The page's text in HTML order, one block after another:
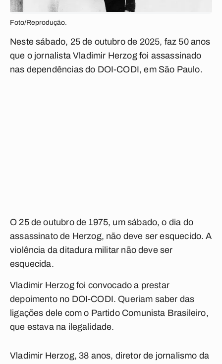
Foto/Reprodução.
Neste sábado, 25 de outubro de 2025, faz 50 anos
que o jornalista Vladimir Herzog foi assassinado
nas dependências do DOI-CODI, em São Paulo.
O 25 de outubro de 1975, um sábado, o dia do
assassinato de Herzog, não deve ser esquecido. A
violência da ditadura militar não deve ser
esquecida.
Vladimir Herzog foi convocado a prestar
depoimento no DOI-CODI. Queriam saber das
ligações dele com o Partido Comunista Brasileiro,
que estava na ilegalidade.
Vladimir Herzog, 38 anos, diretor de jornalismo da